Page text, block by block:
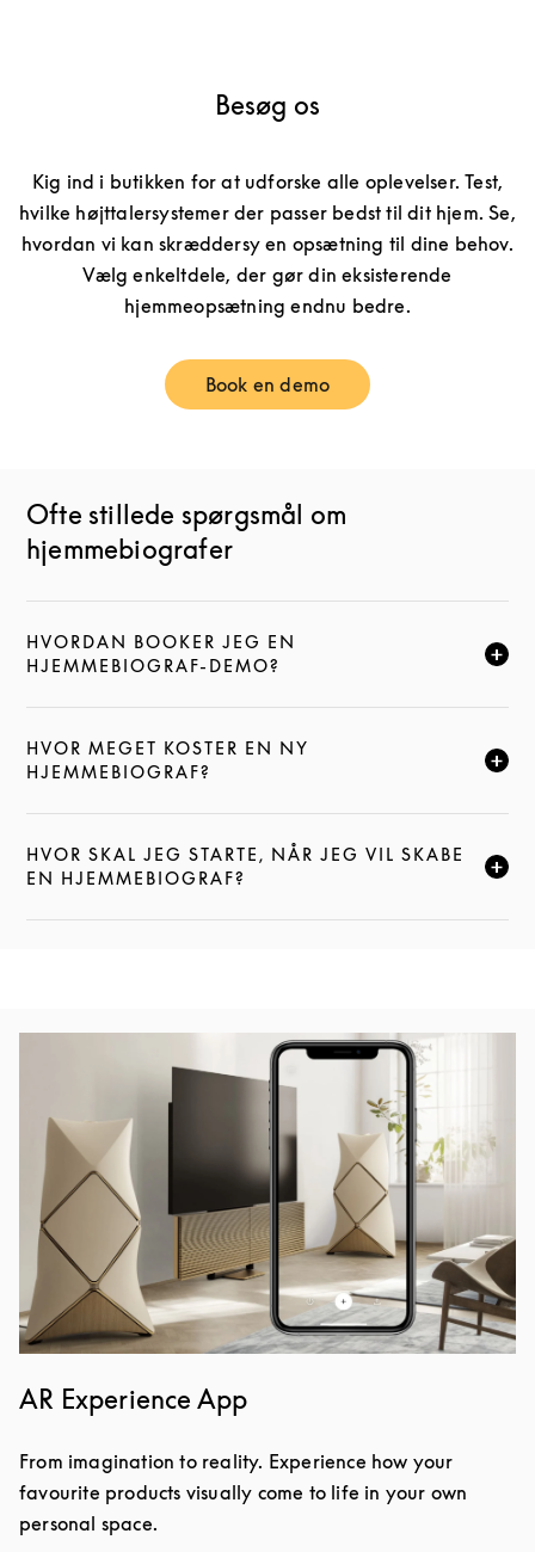
Besøg os
Kig ind i butikken for at udforske alle oplevelser. Test,
hvilke højttalersystemer der passer bedst til dit hjem. Se,
hvordan vi kan skræddersy en opsætning til dine behov.
Vælg enkeltdele, der gør din eksisterende
hjemmeopsætning endnu bedre.
Book en demoLink Opens in New Tab
Ofte stillede spørgsmål om
hjemmebiografer
HVORDAN BOOKER JEG EN
HJEMMEBIOGRAF-DEMO?
KLIK FOR AT UDVIDE DENNE BESKRIVELSE, OG
HVOR MEGET KOSTER EN NY
HJEMMEBIOGRAF?
KLIK FOR AT UDVIDE DENNE BESKRIVELSE, OG
HVOR SKAL JEG STARTE, NÅR JEG VIL SKABE
EN HJEMMEBIOGRAF?
KLIK FOR AT UDVIDE DENNE BESKRIVELSE, OG
AR Experience App
From imagination to reality. Experience how your
favourite products visually come to life in your own
personal space.